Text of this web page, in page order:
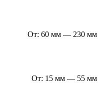
От: 60 мм — 230 мм
От: 15 мм — 55 мм